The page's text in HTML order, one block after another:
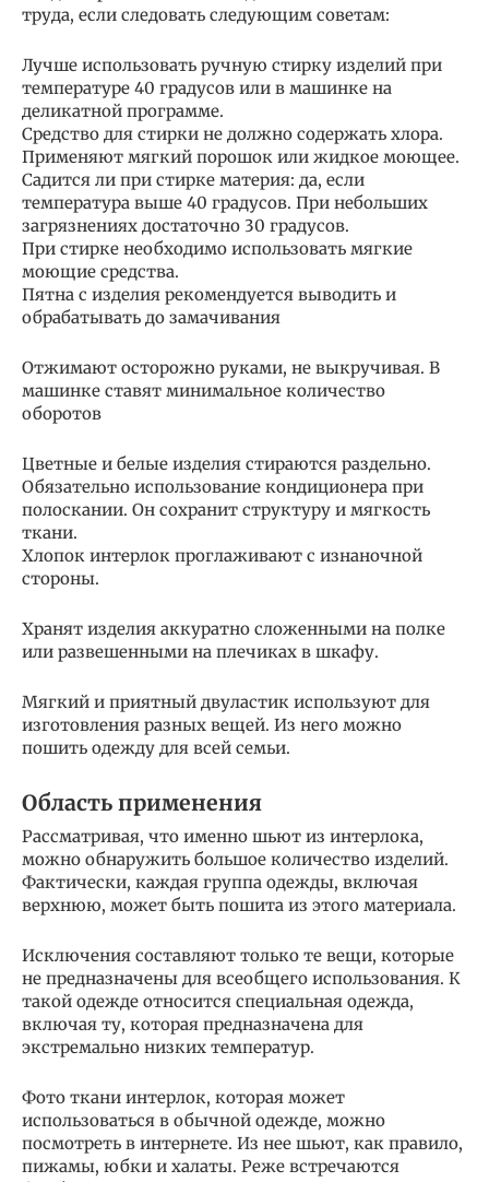
труда, если следовать следующим советам:
Лучше использовать ручную стирку изделий при
температуре 40 градусов или в машинке на
деликатной программе.
Средство для стирки не должно содержать хлора.
Применяют мягкий порошок или жидкое моющее.
Садится ли при стирке материя: да, если
температура выше 40 градусов. При небольших
загрязнениях достаточно 30 градусов.
При стирке необходимо использовать мягкие
моющие средства.
Пятна с изделия рекомендуется выводить и
обрабатывать до замачивания
Отжимают осторожно руками, не выкручивая. В
машинке ставят минимальное количество
оборотов
Цветные и белые изделия стираются раздельно.
Обязательно использование кондиционера при
полоскании. Он сохранит структуру и мягкость
ткани.
Хлопок интерлок проглаживают с изнаночной
стороны.
Хранят изделия аккуратно сложенными на полке
или развешенными на плечиках в шкафу.
Мягкий и приятный двуластик используют для
изготовления разных вещей. Из него можно
пошить одежду для всей семьи.
Область применения
Рассматривая, что именно шьют из интерлока,
можно обнаружить большое количество изделий.
Фактически, каждая группа одежды, включая
верхнюю, может быть пошита из этого материала.
Исключения составляют только те вещи, которые
не предназначены для всеобщего использования. К
такой одежде относится специальная одежда,
включая ту, которая предназначена для
экстремально низких температур.
Фото ткани интерлок, которая может
использоваться в обычной одежде, можно
посмотреть в интернете. Из нее шьют, как правило,
пижамы, юбки и халаты. Реже встречаются